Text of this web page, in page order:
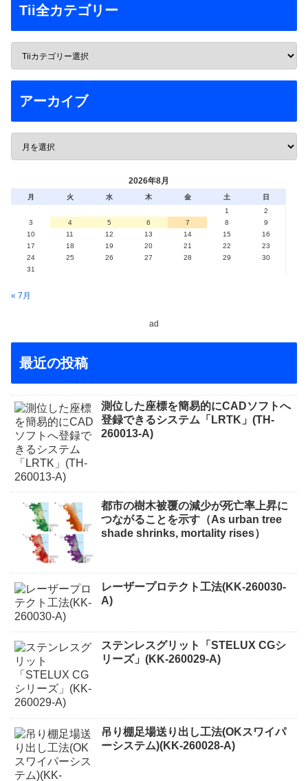
Tii全カテゴリー
アーカイブ
2026年8月
月 火 水 木 金 土
日
1
2
3
4 5 6 7 8
9
10
11 12 13 14 15
16
17
18 19 20 21 22
23
24
25 26 27 28 29
30
31
« 7月
ad
最近の投稿
測位した座標を簡易的にCADソフトへ
登録できるシステム「LRTK」(TH-
260013-A)
都市の樹木被覆の減少が死亡率上昇に
つながることを示す（As urban tree
shade shrinks, mortality rises）
レーザープロテクト⼯法(KK-260030-
A)
ステンレスグリット「STELUX CGシ
リーズ」(KK-260029-A)
吊り棚足場送り出し工法(OKスワイパ
ーシステム)(KK-260028-A)